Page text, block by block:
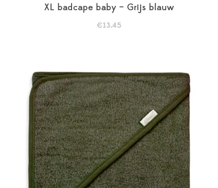
XL badcape baby – Grijs blauw
€13.45